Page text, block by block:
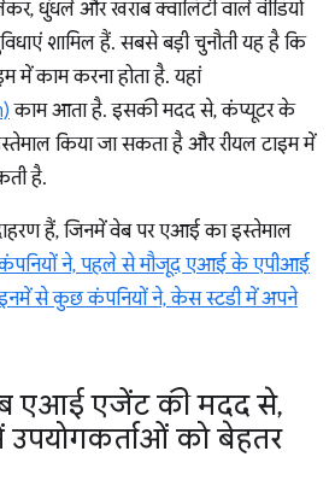
धुंधले और खराब क्वालिटी वाले वीडियो
शामिल हैं. सबसे बड़ी चुनौती यह है कि
में काम करना होता है. यहां
काम आता है. इसकी मदद से, कंप्यूटर के
किया जा सकता है और रीयल टाइम में
है.
हैं, जिनमें वेब पर एआई का इस्तेमाल
ने, पहले से मौजूद एआई के एपीआई
से कुछ कंपनियों ने, केस स्टडी में अपने
एआई एजेंट की मदद से,
को बेहतर